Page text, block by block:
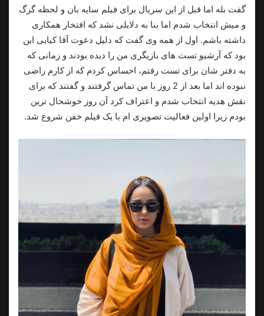
گفت بله اما قبل از این سریال برای فیلم سایه بان و لحظه گرگ
و میش انتخاب شدم اما بنا به دلایلی نشد که افتخار همکاری
داشته باشم. اول از همه وی گفت که دلیل دعوت آقا کیایی این
بود که آرشیو تست های بازیگری من را دیده بودند و زمانی که
به دفتر شان برای تست رفتم، احساس کردم که از کارم راضی
نبوده اند اما بعد از 2 روز با من تماس گرفتند و گفتند که برای
نقش هدیه انتخاب شدم و اعتراف کرد آن روز خوشحال ترین
بودم زیرا اولین فعالیت تصویری ام با یک فیلم خفن شروع شد.